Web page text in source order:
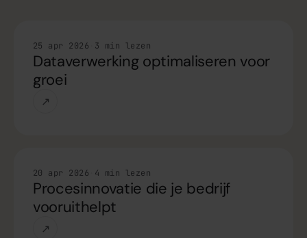
Handleiding
25 apr 2026 3 min lezen
Dataverwerking optimaliseren voor
groei
↗
Handleiding
20 apr 2026 4 min lezen
Procesinnovatie die je bedrijf
vooruithelpt
↗